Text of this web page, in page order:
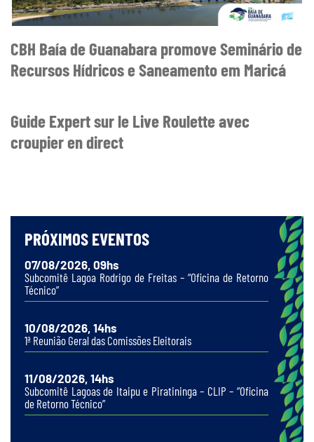
CBH Baía de Guanabara promove Seminário de
Recursos Hídricos e Saneamento em Maricá
Guide Expert sur le Live Roulette avec
croupier en direct
PRÓXIMOS EVENTOS
07/08/2026, 09hs
Subcomitê Lagoa Rodrigo de Freitas – “Oficina de Retorno
Técnico”
10/08/2026, 14hs
1ª Reunião Geral das Comissões Eleitorais
11/08/2026, 14hs
Subcomitê Lagoas de Itaipu e Piratininga – CLIP – “Oficina
de Retorno Técnico”